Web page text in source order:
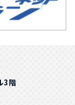
3階